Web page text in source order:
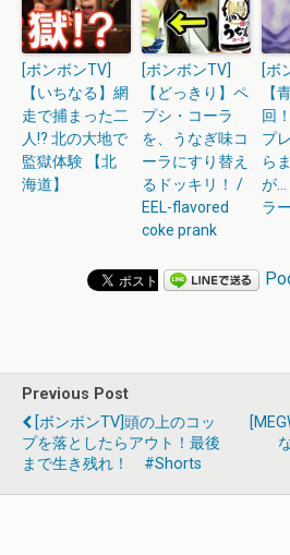
[ボンボンTV]
【いちなる】網
走で捕まった二
人!? 北の大地で
監獄体験 【北
海道】
[ボンボンTV]
【どっきり】ペ
プシ・コーラ
を、うなぎ味コ
ーラにすり替え
るドッキリ！ /
EEL-flavored
coke prank
[ボ
【
回
プ
ら
が…
ラ
Previous Post
[ボンボンTV]頭の上のコッ
プを落としたらアウト！最後
まで生き残れ！ #shorts